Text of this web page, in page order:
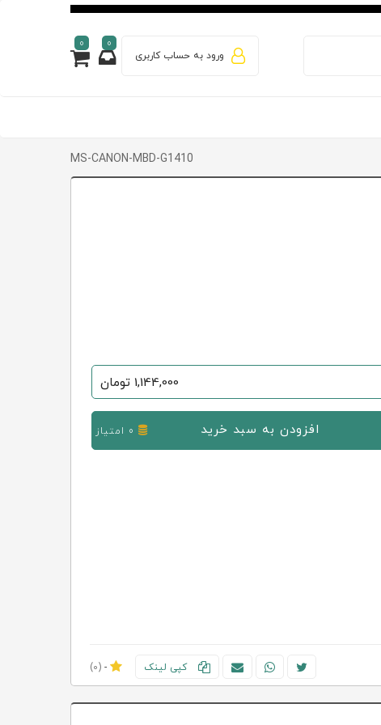
ورود به حساب کاربری
0
0
MS-CANON-MBD-G1410
1,144,000 تومان
افزودن به سبد خرید 0 امتیاز
کپی لینک -
(0)